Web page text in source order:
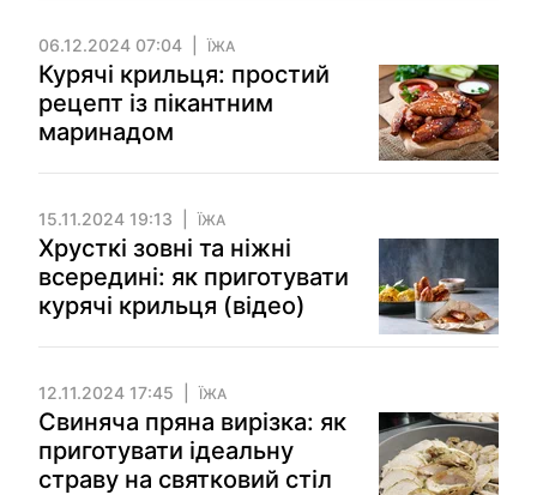
06.12.2024 07:04 ЇЖА
Курячі крильця: простий
рецепт із пікантним
маринадом
15.11.2024 19:13 ЇЖА
Хрусткі зовні та ніжні
всередині: як приготувати
курячі крильця (відео)
12.11.2024 17:45 ЇЖА
Свиняча пряна вирізка: як
приготувати ідеальну
страву на святковий стіл